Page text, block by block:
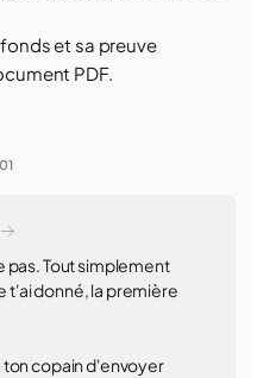
et sa preuve
PDF.
pas. Tout simplement
t'ai donné, la première
ton copain d'envoyer